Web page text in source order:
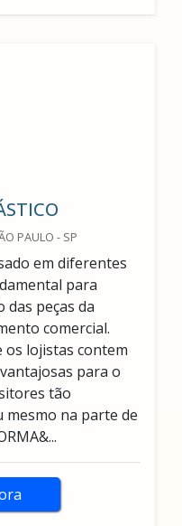
PAULO - SP
em diferentes
para
das peças da
comercial.
lojistas contem
para o
tão
na parte de